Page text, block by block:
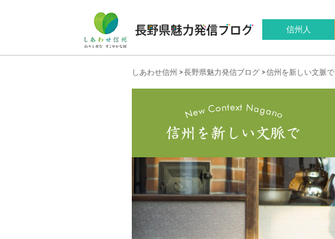
信州人
しあわせ信州 >長野県魅力発信ブログ >信州を新しい文脈で